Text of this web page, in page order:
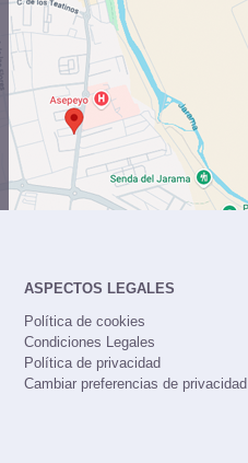
ASPECTOS LEGALES
Política de cookies
Condiciones Legales
Política de privacidad
Cambiar preferencias de privacidad